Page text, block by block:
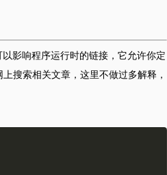
影响程序运行时的链接，它允许你定
搜索相关文章，这里不做过多解释，